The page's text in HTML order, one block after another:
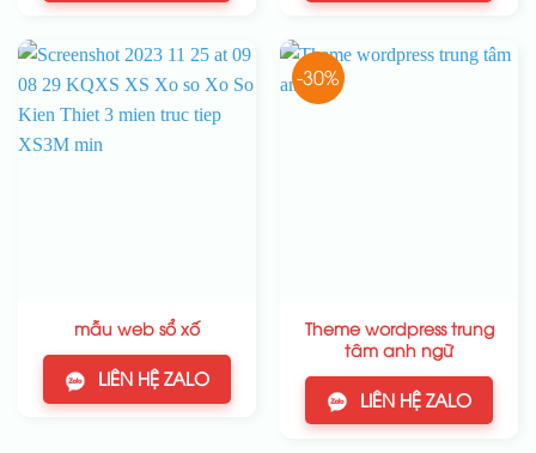
mẫu web sổ xố
LIÊN HỆ ZALO
-30%
Theme wordpress trung
tâm anh ngữ
LIÊN HỆ ZALO